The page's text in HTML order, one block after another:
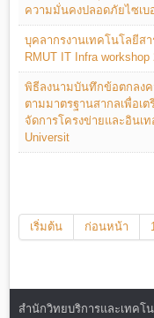
ความมั่นคงปลอดภัยไซเบ
บุคลากรงานเทคโนโลยีส
RMUT IT Infra workshop
พิธีลงนามบันทึกข้อตกลง
ตามมาตรฐานสากลเพื่อเ
จัดการโครงข่ายและอินเท
Universit
เริ่มต้น ก่อนหน้า
สำนักวิทยบริการและเทค